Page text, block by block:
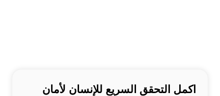
اكمل التحقق السريع للإنسان لأمان